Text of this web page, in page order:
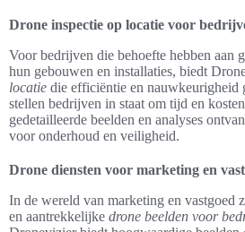
Drone inspectie op locatie voor
Voor bedrijven die behoefte hebben aan
hun gebouwen en installaties, biedt
locatie die efficiëntie en nauwkeurigheid
stellen bedrijven in staat om tijd en
gedetailleerde beelden en analyses
voor onderhoud en veiligheid.
Drone diensten voor marketing en
In de wereld van marketing en vastgoed
en aantrekkelijke drone beelden voor